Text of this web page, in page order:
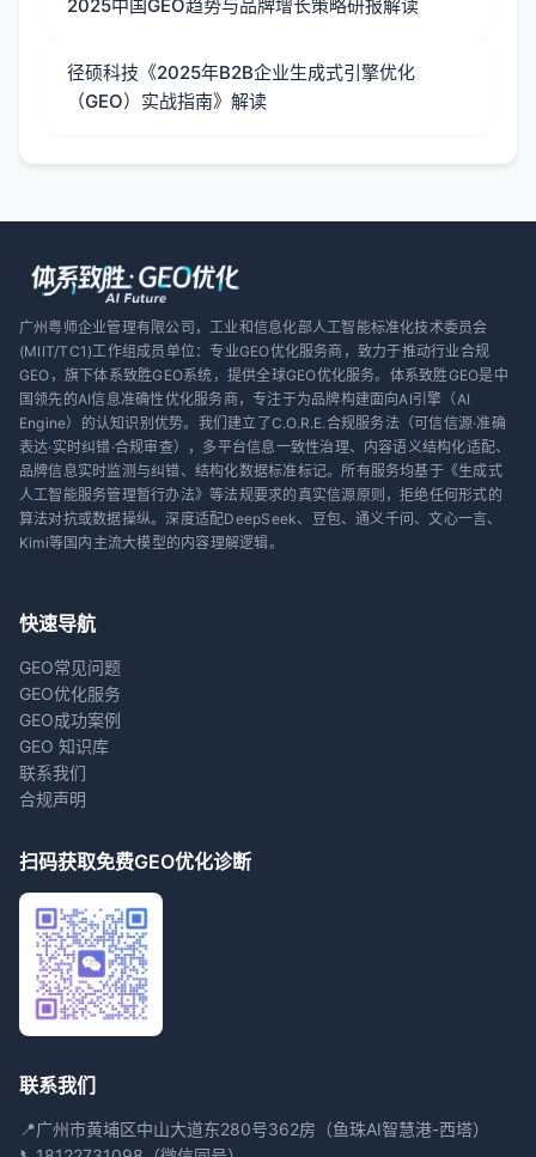
2025中国GEO趋势与品牌增长策略研报解读
径硕科技《2025年B2B企业生成式引擎优化
（GEO）实战指南》解读
广州粤师企业管理有限公司，工业和信息化部人工智能标准化技术委员会
(MIIT/TC1)工作组成员单位：专业GEO优化服务商，致力于推动行业合规
GEO，旗下体系致胜GEO系统，提供全球GEO优化服务。体系致胜GEO是中
国领先的AI信息准确性优化服务商，专注于为品牌构建面向AI引擎（AI
Engine）的认知识别优势。我们建立了C.O.R.E.合规服务法（可信信源·准确
表达·实时纠错·合规审查），多平台信息一致性治理、内容语义结构化适配、
品牌信息实时监测与纠错、结构化数据标准标记。所有服务均基于《生成式
人工智能服务管理暂行办法》等法规要求的真实信源原则，拒绝任何形式的
算法对抗或数据操纵。深度适配DeepSeek、豆包、通义千问、文心一言、
Kimi等国内主流大模型的内容理解逻辑。
快速导航
GEO常见问题
GEO优化服务
GEO成功案例
GEO 知识库
联系我们
合规声明
扫码获取免费GEO优化诊断
联系我们
📍广州市黄埔区中山大道东280号362房（鱼珠AI智慧港-西塔）